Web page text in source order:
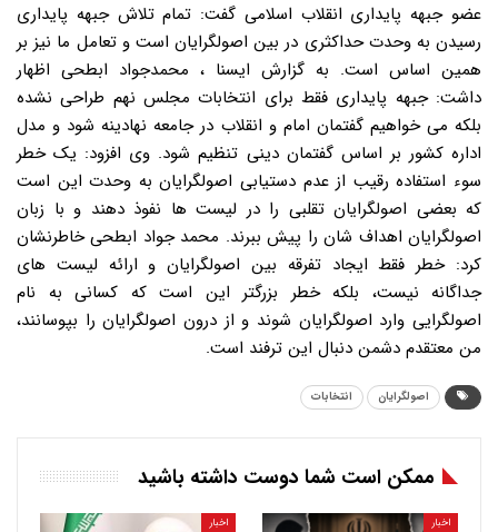
عضو جبهه پایداری انقلاب اسلامی گفت: تمام تلاش جبهه پایداری
رسیدن به وحدت حداکثری در بین اصولگرایان است و تعامل ما نیز بر
همین اساس است. به گزارش ایسنا ، محمدجواد ابطحی اظهار
داشت: جبهه پایداری فقط برای انتخابات مجلس نهم طراحی نشده
بلکه می خواهیم گفتمان امام و انقلاب در جامعه نهادینه شود و مدل
اداره کشور بر اساس گفتمان دینی تنظیم شود. وی افزود: یک خطر
سوء استفاده رقیب از عدم دستیابی اصولگرایان به وحدت این است
که بعضی اصولگرایان تقلبی را در لیست ها نفوذ دهند و با زبان
اصولگرایان اهداف شان را پیش ببرند. محمد جواد ابطحی خاطرنشان
کرد: خطر فقط ایجاد تفرقه بین اصولگرایان و ارائه لیست های
جداگانه نیست، بلکه خطر بزرگتر این است که کسانی به نام
اصولگرایی وارد اصولگرایان شوند و از درون اصولگرایان را بپوسانند،
من معتقدم دشمن دنبال این ترفند است.
اصولگرایان انتخابات
ممکن است شما دوست داشته باشید
اخبار اخبار